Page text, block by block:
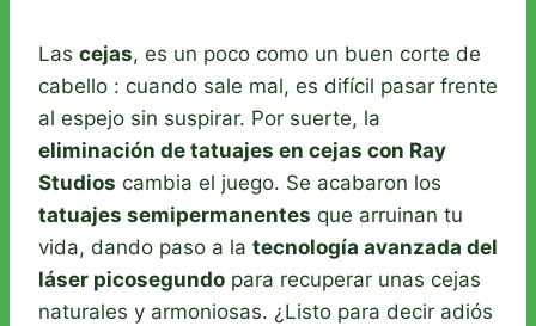
Las cejas, es un poco como un buen corte de
cabello : cuando sale mal, es difícil pasar frente
al espejo sin suspirar. Por suerte, la
eliminación de tatuajes en cejas con Ray
Studios cambia el juego. Se acabaron los
tatuajes semipermanentes que arruinan tu
vida, dando paso a la tecnología avanzada del
láser picosegundo para recuperar unas cejas
naturales y armoniosas. ¿Listo para decir adiós